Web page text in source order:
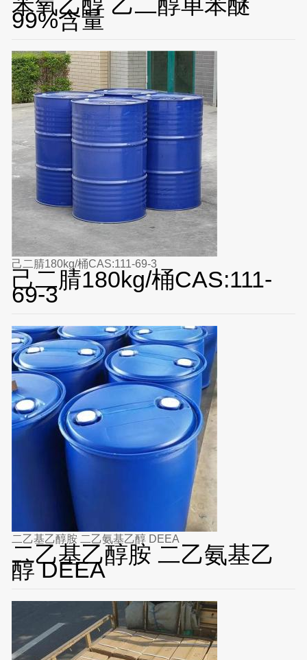
99%含量
己二腈180kg/桶CAS:111-69-3
己二腈180kg/桶CAS:111-
69-3
二乙基乙醇胺 二乙氨基乙醇 DEEA
二乙基乙醇胺 二乙氨基乙
醇 DEEA